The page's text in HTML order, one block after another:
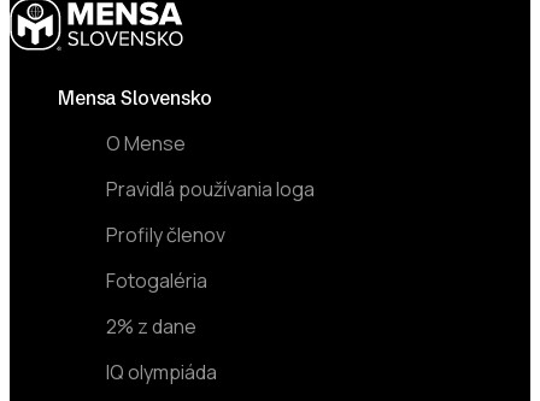
FooterMensa Slovensko
O Mense
Pravidlá používania loga
Profily členov
Fotogaléria
2% z dane
IQ olympiáda